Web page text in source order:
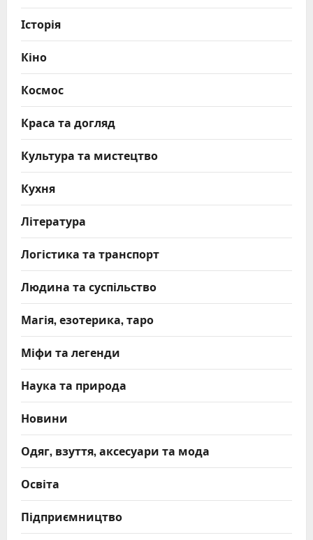
Історія
Кіно
Космос
Краса та догляд
Культура та мистецтво
Кухня
Література
Логістика та транспорт
Людина та суспільство
Магія, езотерика, таро
Міфи та легенди
Наука та природа
Новини
Одяг, взуття, аксесуари та мода
Освіта
Підприємництво